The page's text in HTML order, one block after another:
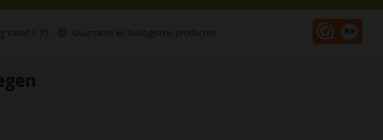
vanaf € 75 Duurzame en biologische producten